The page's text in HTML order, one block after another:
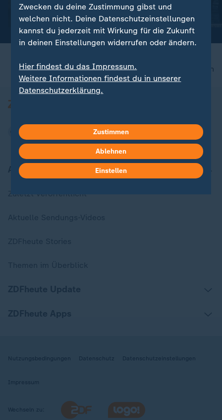
Iran-Krieg und Nahost-
Konflikt: Alle Nachrichten im
Liveblog
mit Video
nach oben
Aktuell bei ZDFheute
Zuletzt veröffentlicht
Nutzungsbedingungen Datenschutz Datenschutzeinstellungen
Impressum
Wechseln zu:
Zwecken du deine Zustimmung gibst und
welchen nicht. Deine Datenschutzeinstellungen
kannst du jederzeit mit Wirkung für die Zukunft
in deinen Einstellungen widerrufen oder ändern.
Hier findest du das Impressum.
Weitere Informationen findest du in unserer
Datenschutzerklärung.
Zustimmen
Ablehnen
Einstellen